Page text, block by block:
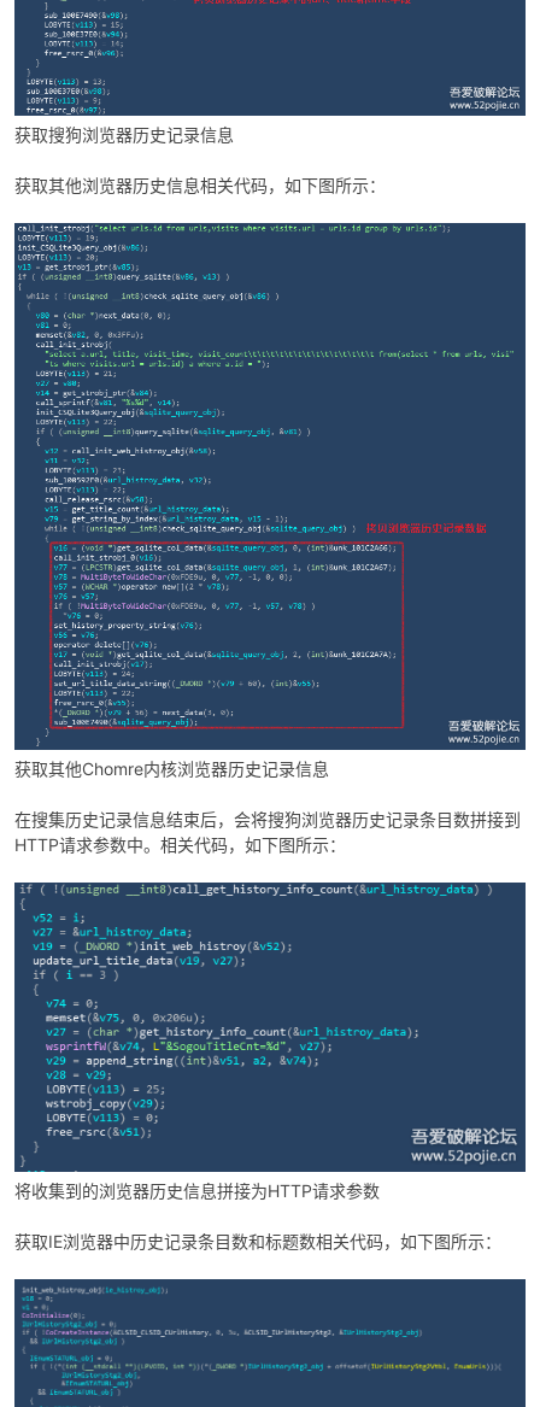
获取搜狗浏览器历史记录信息
获取其他浏览器历史信息相关代码，如下图所示：
获取其他Chomre内核浏览器历史记录信息
在搜集历史记录信息结束后，会将搜狗浏览器历史记录条目数拼接到
HTTP请求参数中。相关代码，如下图所示：
将收集到的浏览器历史信息拼接为HTTP请求参数
获取IE浏览器中历史记录条目数和标题数相关代码，如下图所示：